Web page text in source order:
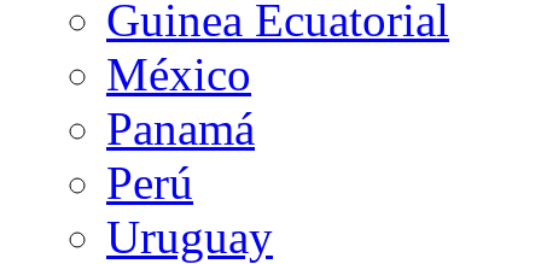
Guinea Ecuatorial
México
Panamá
Perú
Uruguay